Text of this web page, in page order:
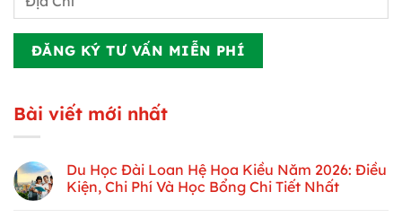
Bài viết mới nhất
Du Học Đài Loan Hệ Hoa Kiều Năm 2026: Điều
Kiện, Chi Phí Và Học Bổng Chi Tiết Nhất